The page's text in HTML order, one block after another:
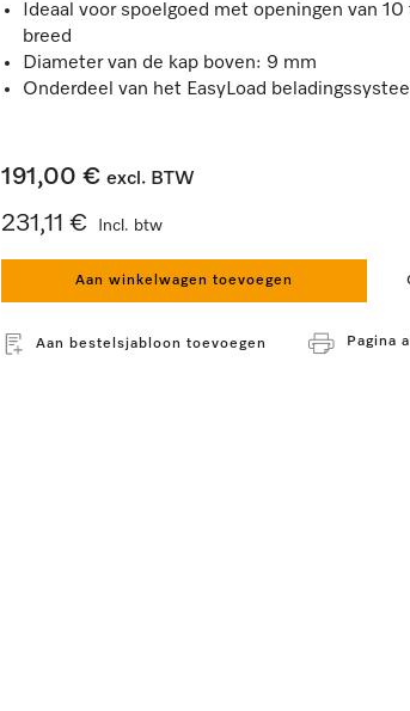
Ideaal voor spoelgoed met openingen van
breed
Diameter van de kap boven: 9 mm
Onderdeel van het EasyLoad
191,00 € excl. BTW
231,11 € Incl. btw
Aan winkelwagen toevoegen
Aan bestelsjabloon toevoegen Pagina